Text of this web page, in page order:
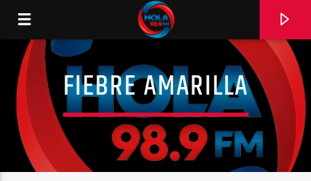
RADIO HOLA
FIEBRE AMARILLA